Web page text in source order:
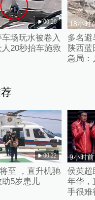
00:20
场玩水被卷入
20秒抬车施救
18小时
多名避
陕西
急局：
00:22
至 ，直升机驰
5岁患儿
9小时前
侯英超
年华，
手很难